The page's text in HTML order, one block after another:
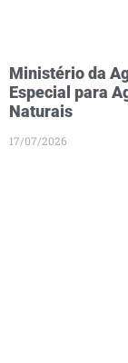
Ministério da
Especial para
Naturais
17/07/2026